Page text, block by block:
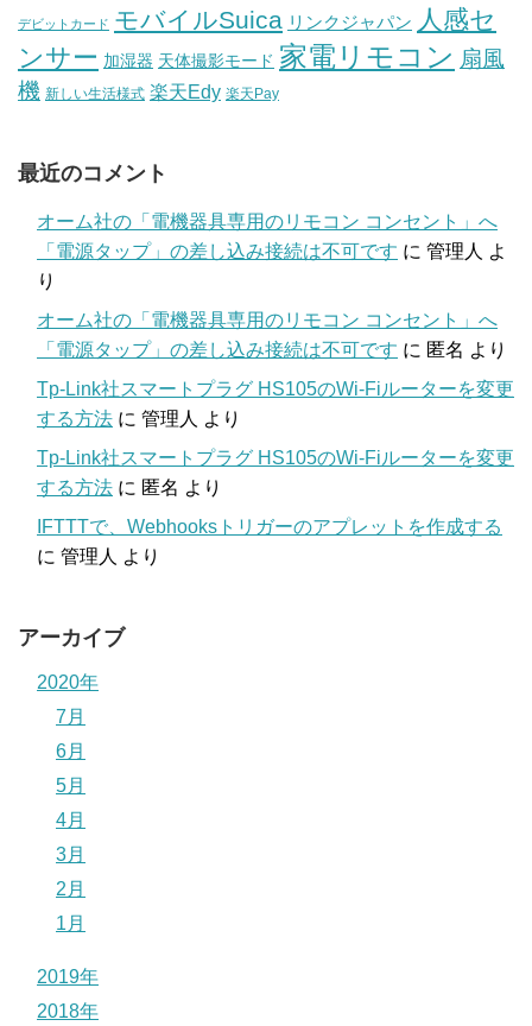
デビットカード モバイルSuica リンクジャパン 人感セ
ンサー 加湿器 天体撮影モード 家電リモコン 扇風
機 新しい生活様式 楽天Edy 楽天Pay
最近のコメント
オーム社の「電機器具専用のリモコン コンセント」へ
「電源タップ」の差し込み接続は不可です に 管理人 よ
り
オーム社の「電機器具専用のリモコン コンセント」へ
「電源タップ」の差し込み接続は不可です に 匿名 より
Tp-Link社スマートプラグ HS105のWi-Fiルーターを変更
する方法 に 管理人 より
Tp-Link社スマートプラグ HS105のWi-Fiルーターを変更
する方法 に 匿名 より
IFTTTで、Webhooksトリガーのアプレットを作成する
に 管理人 より
アーカイブ
2020年
7月
6月
5月
4月
3月
2月
1月
2019年
2018年